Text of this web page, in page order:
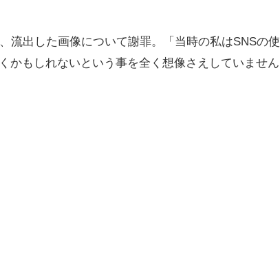
流出した画像について謝罪。「当時の私はSNSの使
かもしれないという事を全く想像さえしていません